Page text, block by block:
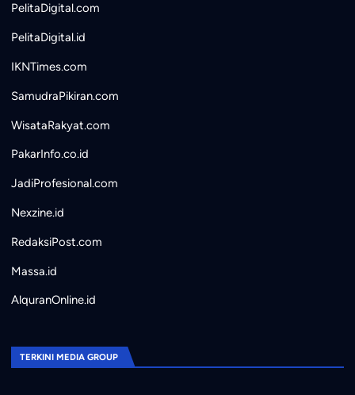
PelitaDigital.com
PelitaDigital.id
IKNTimes.com
SamudraPikiran.com
WisataRakyat.com
PakarInfo.co.id
JadiProfesional.com
Nexzine.id
RedaksiPost.com
Massa.id
AlquranOnline.id
TERKINI MEDIA GROUP